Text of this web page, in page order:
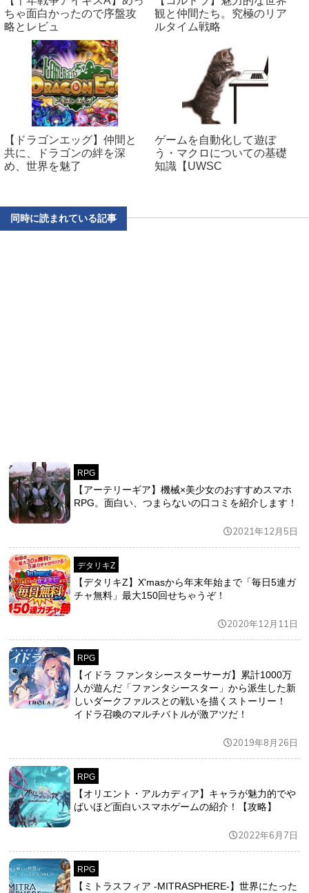
ちゃ面白かったので序盤攻
略とレビュ
観と仲間たち。究極のリア
ルタイム戦略
【ドラゴンエッグ】仲間と
共に、ドラゴンの絆を深
め、世界を魅了
ゲームを自動化して遊ぼ
う・マクロについての基礎
知識【UWSC
同時に読まれている記事
RPG
【アーテリーギア】機械×美少女のおすすめスマホ
RPG。面白い、つまらないの口コミを紹介します！
2021年12月5日
デタリキZ
【デタリキZ】X'masから年末年始まで「毎日5連ガ
チャ無料」最大150回せちゃうぞ！
2020年12月11日
RPG
【イドラ ファンタシースターサーガ】累計1000万
人が遊んだ「ファンタシースター」から派生した新
しいダークファルスとの戦いを描くストーリー！
イドラ召喚のマルチバトルが激アツだ！
2019年8月26日
RPG
【オリエント・アルカディア】キャラが魅力的でや
ばいほど面白いスマホゲームの紹介！【攻略】
2022年6月7日
RPG
【ミトラスフィア -MITRASPHERE-】世界にたった